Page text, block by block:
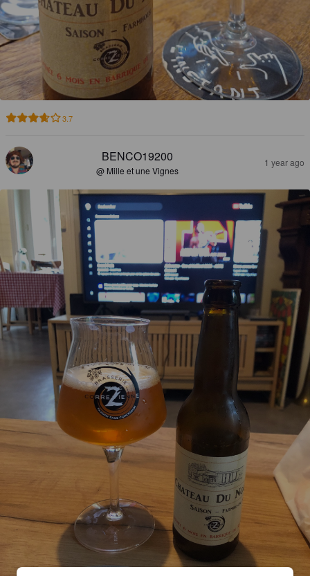
3.7
BENCO19200
@ Mille et une Vignes
1 year ago